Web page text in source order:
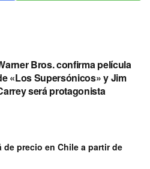
Bros. confirma película
«Los Supersónicos» y Jim
será protagonista
precio en Chile a partir de